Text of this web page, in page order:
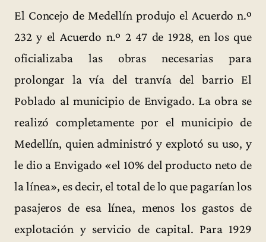
El Concejo de Medellín produjo el Acuerdo n.º
232 y el Acuerdo n.º 2 47 de 1928, en los que
oficializaba las obras necesarias para
prolongar la vía del tranvía del barrio El
Poblado al municipio de Envigado. La obra se
realizó completamente por el municipio de
Medellín, quien administró y explotó su uso, y
le dio a Envigado «el 10% del producto neto de
la línea», es decir, el total de lo que pagarían los
pasajeros de esa línea, menos los gastos de
explotación y servicio de capital. Para 1929